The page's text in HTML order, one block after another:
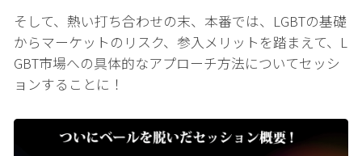
そして、熱い打ち合わせの末、本番では、LGBTの基礎
からマーケットのリスク、参入メリットを踏まえて、L
GBT市場への具体的なアプローチ方法についてセッシ
ョンすることに！